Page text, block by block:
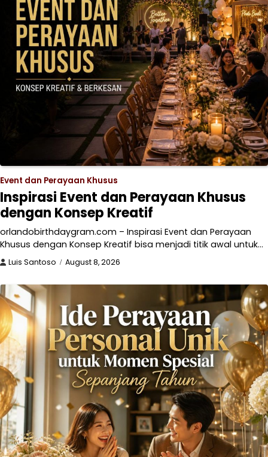
Event dan Perayaan Khusus
Inspirasi Event dan Perayaan Khusus
dengan Konsep Kreatif
orlandobirthdaygram.com – Inspirasi Event dan Perayaan
Khusus dengan Konsep Kreatif bisa menjadi titik awal untuk…
Luis Santoso August 8, 2026